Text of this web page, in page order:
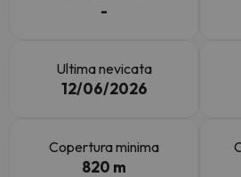
-
Ultima nevicata
12/06/2026
Copertura minima
820 m